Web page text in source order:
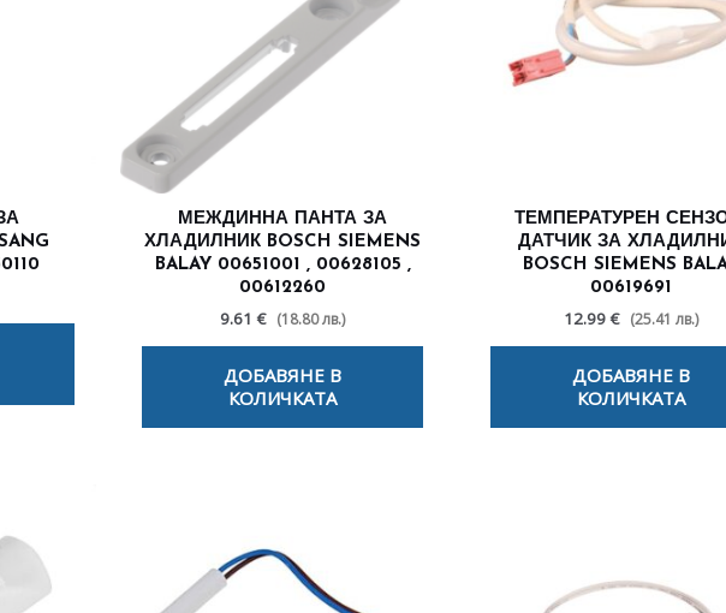
МЕЖДИННА ПАНТА ЗА
ХЛАДИЛНИК BOSCH SIEMENS
BALAY 00651001 , 00628105 ,
00612260
9.61 € (18.80 лв.)
ДОБАВЯНЕ В
КОЛИЧКАТА
ТЕМПЕРАТУРЕН
ДАТЧИК ЗА
BOSCH SIEMENS
00619691
12.99 € (25.41 лв.)
ДОБАВЯНЕ В
КОЛИЧКАТА